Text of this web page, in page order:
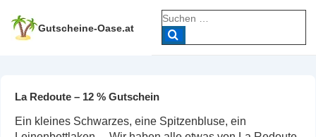
Zum
Inhalt
Gutscheine-Oase.at
Suche
nach:
La Redoute – 12 % Gutschein
Ein kleines Schwarzes, eine Spitzenbluse, ein